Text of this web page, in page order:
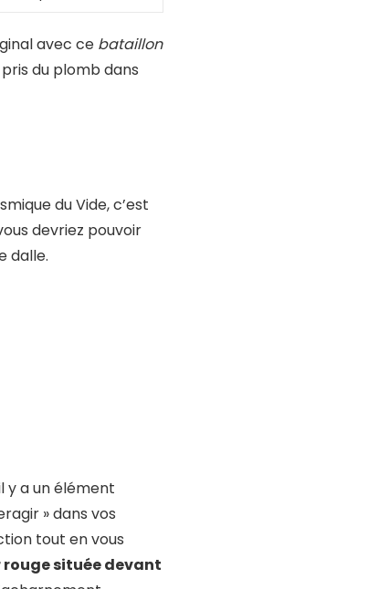
avec ce bataillon
du plomb dans
du Vide, c’est
devriez pouvoir
dalle.
y a un élément
» dans vos
tout en vous
rouge située devant